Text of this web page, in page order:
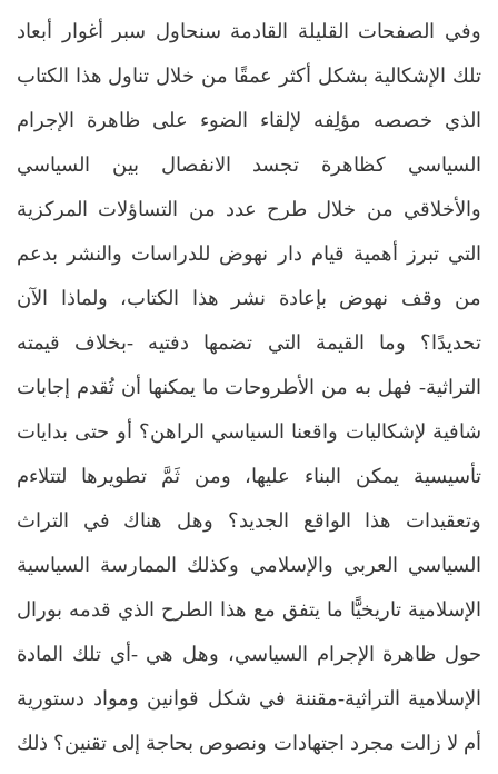
وفي الصفحات القليلة القادمة سنحاول سبر أغوار أبعاد
تلك الإشكالية بشكل أكثر عمقًا من خلال تناول هذا الكتاب
الذي خصصه مؤلِفه لإلقاء الضوء على ظاهرة الإجرام
السياسي كظاهرة تجسد الانفصال بين السياسي
والأخلاقي من خلال طرح عدد من التساؤلات المركزية
التي تبرز أهمية قيام دار نهوض للدراسات والنشر بدعم
من وقف نهوض بإعادة نشر هذا الكتاب، ولماذا الآن
تحديدًا؟ وما القيمة التي تضمها دفتيه -بخلاف قيمته
التراثية- فهل به من الأطروحات ما يمكنها أن تُقدم إجابات
شافية لإشكاليات واقعنا السياسي الراهن؟ أو حتى بدايات
تأسيسية يمكن البناء عليها، ومن ثَمَّ تطويرها لتتلاءم
وتعقيدات هذا الواقع الجديد؟ وهل هناك في التراث
السياسي العربي والإسلامي وكذلك الممارسة السياسية
الإسلامية تاريخيًّا ما يتفق مع هذا الطرح الذي قدمه بورال
حول ظاهرة الإجرام السياسي، وهل هي -أي تلك المادة
الإسلامية التراثية-مقننة في شكل قوانين ومواد دستورية
أم لا زالت مجرد اجتهادات ونصوص بحاجة إلى تقنين؟ ذلك